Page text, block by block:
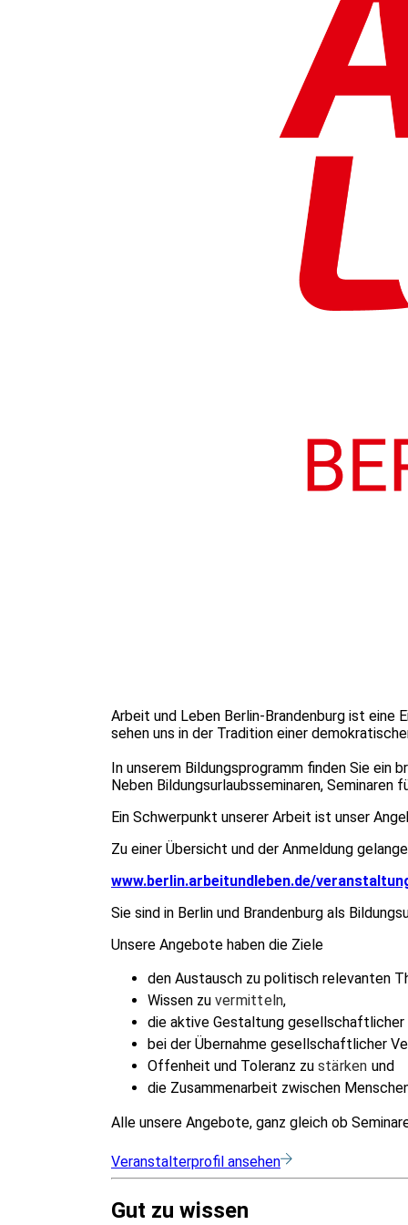
Arbeit und Leben Berlin-Brandenburg ist eine
sehen uns in der Tradition einer
In unserem Bildungsprogramm finden Sie
Neben Bildungsurlaubsseminaren,
Ein Schwerpunkt unserer Arbeit ist unser
Zu einer Übersicht und der Anmeldung
www.berlin.arbeitundleben.de/
Sie sind in Berlin und Brandenburg als
Unsere Angebote haben die Ziele
den Austausch zu politisch relevanten
Wissen zu vermitteln,
die aktive Gestaltung
bei der Übernahme gesellschaftlicher
Offenheit und Toleranz zu stärken und
die Zusammenarbeit zwischen
Alle unsere Angebote, ganz gleich ob
Veranstalterprofil ansehen
Gut zu wissen